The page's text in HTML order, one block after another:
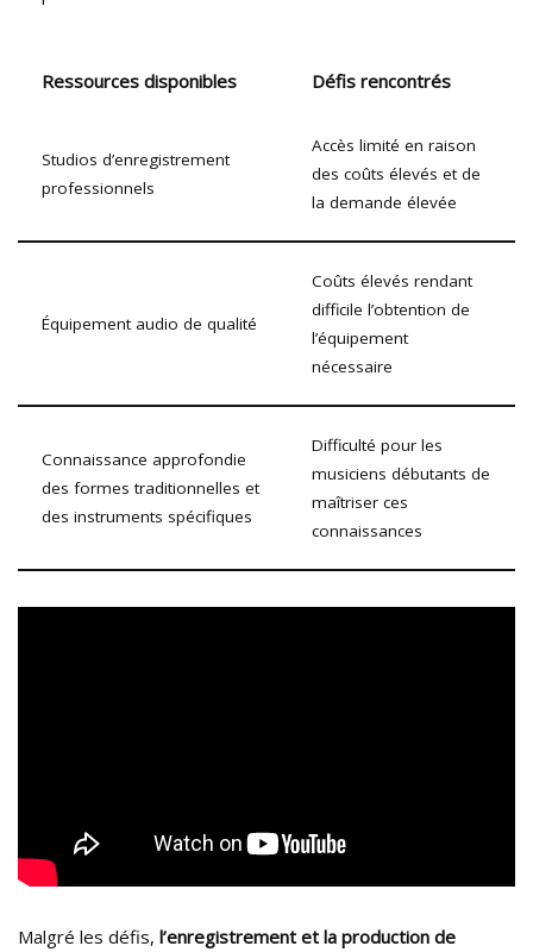
Ressources disponibles Défis rencontrés
Studios d’enregistrement
professionnels
Accès limité en raison
des coûts élevés et de
la demande élevée
Équipement audio de qualité
Coûts élevés rendant
difficile l’obtention de
l’équipement
nécessaire
Connaissance approfondie
des formes traditionnelles et
des instruments spécifiques
Difficulté pour les
musiciens débutants de
maîtriser ces
connaissances
Malgré les défis, l’enregistrement et la production de